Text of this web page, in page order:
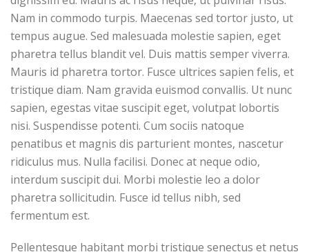
Nam in commodo turpis. Maecenas sed tortor justo, ut
tempus augue. Sed malesuada molestie sapien, eget
pharetra tellus blandit vel. Duis mattis semper viverra.
Mauris id pharetra tortor. Fusce ultrices sapien felis, et
tristique diam. Nam gravida euismod convallis. Ut nunc
sapien, egestas vitae suscipit eget, volutpat lobortis
nisi. Suspendisse potenti. Cum sociis natoque
penatibus et magnis dis parturient montes, nascetur
ridiculus mus. Nulla facilisi. Donec at neque odio,
interdum suscipit dui. Morbi molestie leo a dolor
pharetra sollicitudin. Fusce id tellus nibh, sed
fermentum est.
Pellentesque habitant morbi tristique senectus et netus